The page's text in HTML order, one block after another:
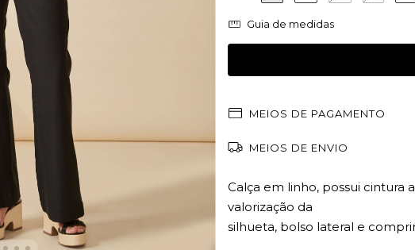
Guia de medidas
MEIOS DE PAGAMENTO
MEIOS DE ENVIO
Calça em linho, possui cintura
valorização da
silhueta, bolso lateral e